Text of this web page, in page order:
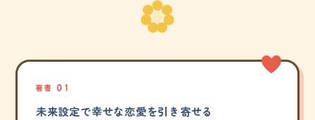
著書 01
未来設定で幸せな恋愛を引き寄せる